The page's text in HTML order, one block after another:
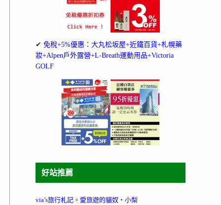
✔ 免稅+5%優惠：大丸松坂屋+近鐵百貨+札幌藥
妝+Alpen戶外露營+L-Breath運動用品+Victoria
GOLF
好站推薦
via’s旅行札記 。 愛旅遊的貓奴‧小梨